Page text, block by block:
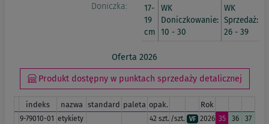
Doniczka:
17-
19
cm
WK
Doniczkowanie:
10 - 30
WK
Sprzedaż:
26 - 39
Oferta 2026
Produkt dostępny w punktach sprzedaży detalicznej
indeks nazwa standard paleta opak. Rok
9-79010-01 etykiety 42 szt. /szt. VF 2026 35 36
37